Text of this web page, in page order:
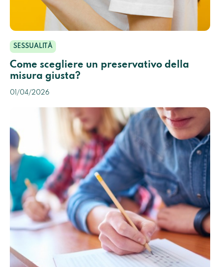
SESSUALITÀ
Come scegliere un preservativo della
misura giusta?
01/04/2026